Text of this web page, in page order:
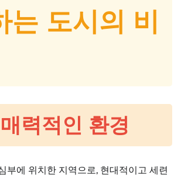
는 도시의 비
력적인 환경
부에 위치한 지역으로, 현대적이고 세련